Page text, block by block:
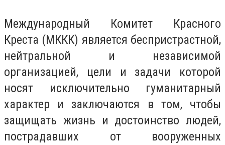
Международный Комитет Красного
Креста (МККК) является беспристрастной,
нейтральной и независимой
организацией, цели и задачи которой
носят исключительно гуманитарный
характер и заключаются в том, чтобы
защищать жизнь и достоинство людей,
пострадавших от вооруженных